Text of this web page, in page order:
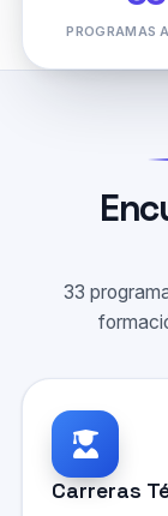
PROGRAMAS
33
Carreras